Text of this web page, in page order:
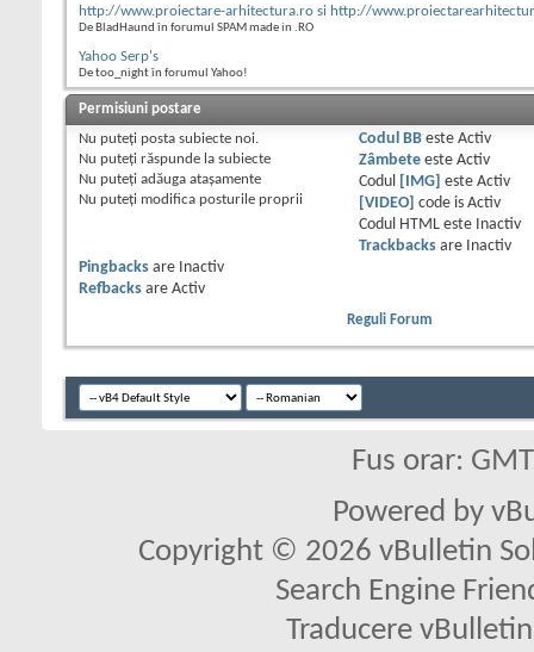
http://www.proiectare-arhitectura.ro si http://
De BladHaund în forumul SPAM made in .RO
Yahoo Serp's
De too_night în forumul Yahoo!
Permisiuni postare
Nu puteţi posta subiecte noi.
Nu puteţi răspunde la subiecte
Nu puteţi adăuga ataşamente
Nu puteţi modifica posturile proprii
Codul BBeste Activ
Zâmbeteeste Activ
Codul
[IMG] este Activ
[VIDEO] code is Activ
Codul HTML este
Inactiv
Trackbacksare
Inactiv
Pingbacks are
Inactiv
Refbacks are Activ
Reguli Forum
Fus orar:
Powered by
Copyright © 2026 vBulletin
Search Engine
Traducere